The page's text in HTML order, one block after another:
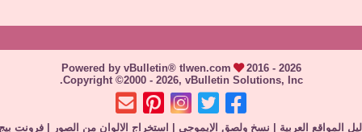
Powered by vBulletin® tlwen.com
2016 - 2026
Copyright ©2000 - 2026, vBulletin Solutions, Inc.
المواقع العربية نسخ ولصق الإيموجي استخراج الالوان من الصور فرونت